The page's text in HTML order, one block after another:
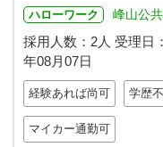
ハローワーク 峰山公
採用人数：2人 受理日：
年08月07日
経験あれば尚可 学歴
マイカー通勤可